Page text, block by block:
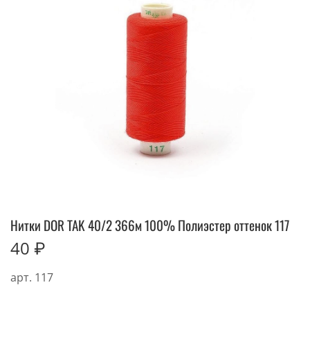
арт. 117
Нитки DOR TAK 40/2 366м 100% Полиэстер оттенок 117
40 ₽